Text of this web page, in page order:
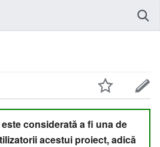
considerată a fi una de
acestui proiect, adică